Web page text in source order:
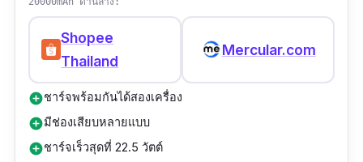
Shopee
Thailand
Mercular.com
add_circleชาร์จพร้อมกันได้สองเครื่อง
add_circleมีช่องเสียบหลายแบบ
add_circleชาร์จเร็วสุดที่ 22.5 วัตต์